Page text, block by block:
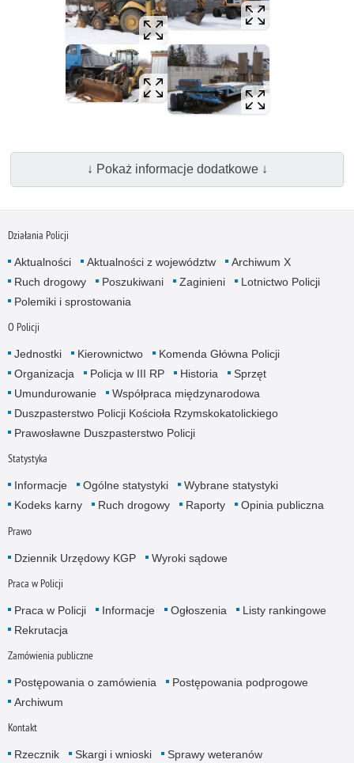
↓ Pokaż informacje dodatkowe ↓
Działania Policji
Aktualności Aktualności z województw
Archiwum X
Ruch drogowy
Poszukiwani Zaginieni
Lotnictwo Policji
Polemiki i sprostowania
O Policji
Jednostki Kierownictwo
Komenda Główna Policji
Organizacja
Policja w III RP Historia
Sprzęt
Umundurowanie
Współpraca międzynarodowa
Duszpasterstwo Policji Kościoła Rzymskokatolickiego
Prawosławne Duszpasterstwo Policji
Statystyka
Informacje Ogólne statystyki
Wybrane statystyki
Kodeks karny
Ruch drogowy Raporty Opinia publiczna
Prawo
Dziennik Urzędowy KGP Wyroki sądowe
Praca w Policji
Praca w Policji Informacje Ogłoszenia
Listy rankingowe
Rekrutacja
Zamówienia publiczne
Postępowania o zamówienia
Postępowania podprogowe
Archiwum
Kontakt
Rzecznik Skargi i wnioski Sprawy weteranów